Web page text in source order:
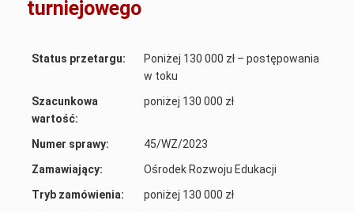
turniejowego
Status przetargu:
Poniżej 130 000 zł – postępowania
w toku
Szacunkowa
wartość:
poniżej 130 000 zł
Numer sprawy:
45/WZ/2023
Zamawiający:
Ośrodek Rozwoju Edukacji
Tryb zamówienia:
poniżej 130 000 zł